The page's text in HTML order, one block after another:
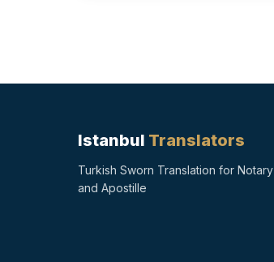
Istanbul Translators
Turkish Sworn Translation for Notary
and Apostille